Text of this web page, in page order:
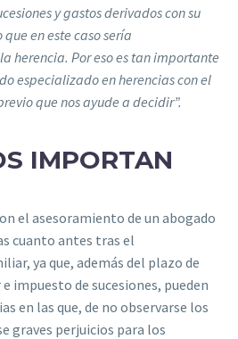
y gastos derivados con su
en este caso sería
herencia. Por eso es tan importante
especializado en herencias con el
que nos ayude a decidir”.
IMPORTAN
el asesoramiento de un abogado
cuanto antes tras el
ya que, además del plazo de
impuesto de sucesiones, pueden
en las que, de no observarse los
graves perjuicios para los